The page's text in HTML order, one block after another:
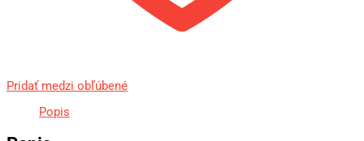
Pridať medzi obľúbené
Popis